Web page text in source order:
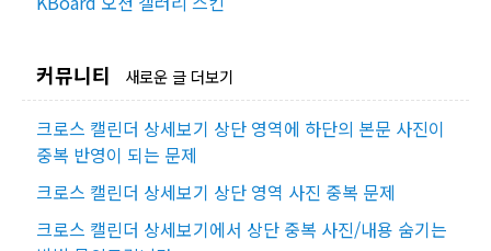
커뮤니티 새로운 글 더보기
크로스 캘린더 상세보기 상단 영역에 하단의 본문 사진이
중복 반영이 되는 문제
크로스 캘린더 상세보기 상단 영역 사진 중복 문제
크로스 캘린더 상세보기에서 상단 중복 사진/내용 숨기는